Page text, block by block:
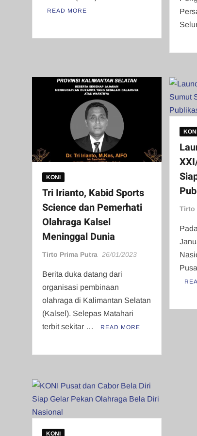
READ MORE
KONI
Tri Irianto, Kabid Sports
Science dan Pemerhati
Olahraga Kalsel
Meninggal Dunia
Tirto Prima Putra 26/01/2023
Berita duka datang dari
organisasi pembinaan
olahraga di Kalimantan Selatan
(Kalsel). Selepas Matahari
terbit sekitar …
READ MORE
Tirto
KONI